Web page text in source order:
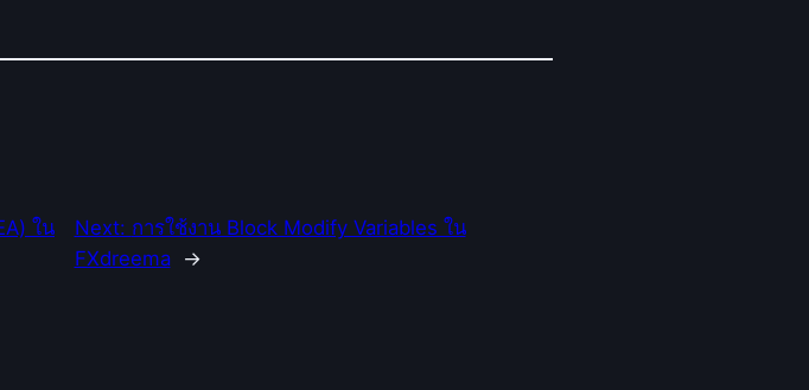
ใน
Next: การใช้งาน Block Modify Variables ใน
FXdreema
→